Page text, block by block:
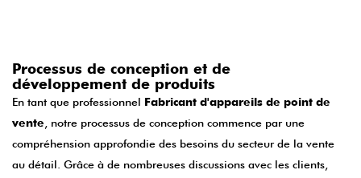
Processus de conception et de
développement de produits
En tant que professionnel Fabricant d'appareils de point de
vente, notre processus de conception commence par une
compréhension approfondie des besoins du secteur de la vente
au détail. Grâce à de nombreuses discussions avec les clients,